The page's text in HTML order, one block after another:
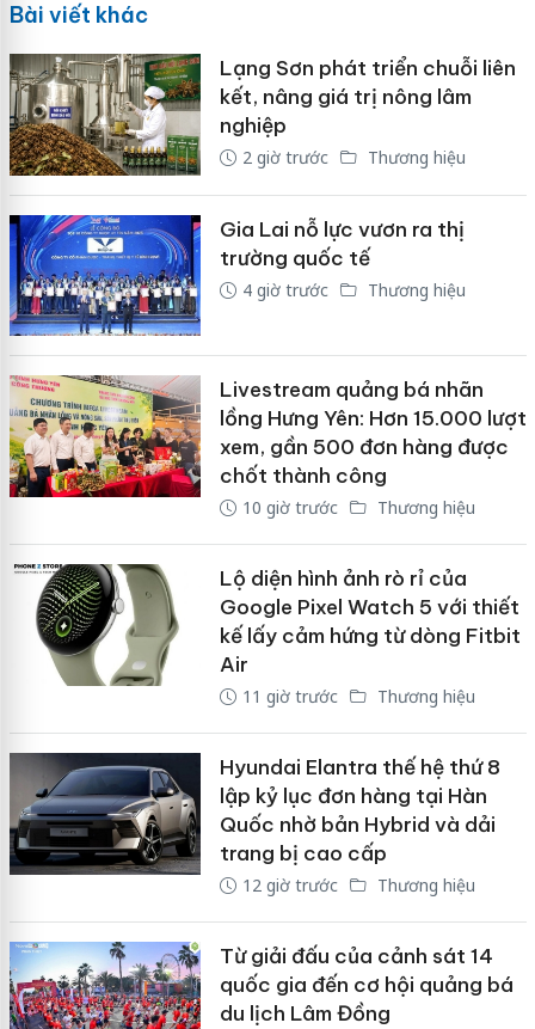
Bài viết khác
Lạng Sơn phát triển chuỗi liên
kết, nâng giá trị nông lâm
nghiệp
2 giờ trước Thương hiệu
Gia Lai nỗ lực vươn ra thị
trường quốc tế
4 giờ trước Thương hiệu
Livestream quảng bá nhãn
lồng Hưng Yên: Hơn 15.000 lượt
xem, gần 500 đơn hàng được
chốt thành công
10 giờ trước Thương hiệu
Lộ diện hình ảnh rò rỉ của
Google Pixel Watch 5 với thiết
kế lấy cảm hứng từ dòng Fitbit
Air
11 giờ trước Thương hiệu
Hyundai Elantra thế hệ thứ 8
lập kỷ lục đơn hàng tại Hàn
Quốc nhờ bản Hybrid và dải
trang bị cao cấp
12 giờ trước Thương hiệu
Từ giải đấu của cảnh sát 14
quốc gia đến cơ hội quảng bá
du lịch Lâm Đồng